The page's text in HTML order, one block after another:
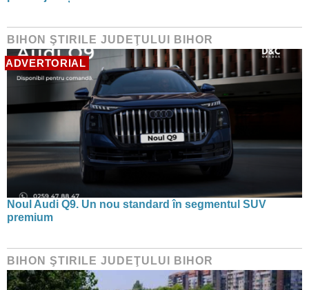
BIHON ŞTIRILE JUDEŢULUI BIHOR
ADVERTORIAL
Noul Audi Q9. Un nou standard în segmentul SUV
premium
BIHON ŞTIRILE JUDEŢULUI BIHOR